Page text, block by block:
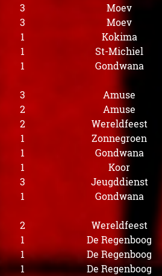
3 Moev
3 Moev
1 Kokima
1 St-Michiel
1 Gondwana
3 Amuse
2 Amuse
2 Wereldfeest
1 Zonnegroen
1 Gondwana
1 Koor
3 Jeugddienst
1 Gondwana
2 Wereldfeest
1 De Regenboog
1 De Regenboog
1 De Regenboog